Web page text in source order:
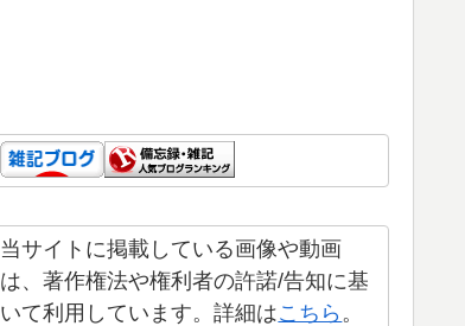
当サイトに掲載している画像や動画
は、著作権法や権利者の許諾/告知に基
いて利用しています。詳細はこちら 。